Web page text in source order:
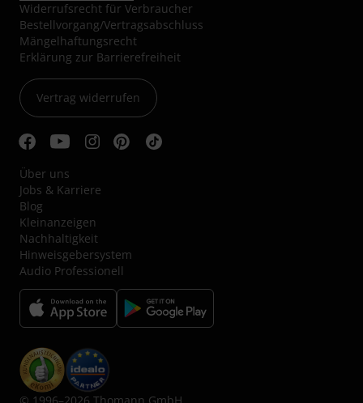
Widerrufsrecht für Verbraucher
Bestellvorgang/Vertragsabschluss
Mängelhaftungsrecht
Erklärung zur Barrierefreiheit
Vertrag widerrufen
Über uns
Jobs & Karriere
Blog
Kleinanzeigen
Nachhaltigkeit
Hinweisgebersystem
Audio Professionell